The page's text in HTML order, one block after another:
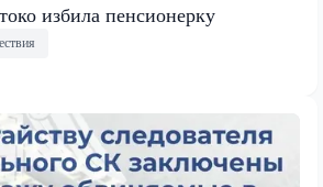
избила пенсионерку